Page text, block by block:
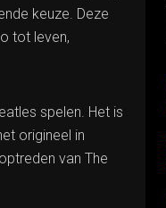
keuze. Deze
tot leven,
spelen. Het is
origineel in
van The